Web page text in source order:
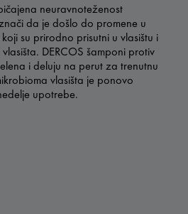
neuravnoteženost
da je došlo do promene u
su prirodno prisutni u vlasištu i
DERCOS šamponi protiv
i deluju na perut za trenutnu
vlasišta je ponovo
upotrebe.